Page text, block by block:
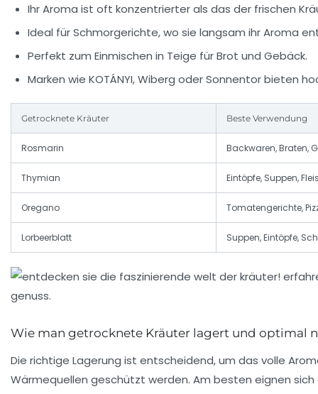
Ihr Aroma ist oft konzentrierter als das der frischen
Ideal für Schmorgerichte, wo sie langsam ihr Aroma
Perfekt zum Einmischen in Teige für Brot und Gebäck.
Marken wie KOTÁNYI,Wiberg oderSonnentorbieten
Getrocknete Kräuter Beste Verwendung
Rosmarin Backwaren, Braten,
Thymian Eintöpfe, Suppen,
Oregano Tomatengerichte,
Lorbeerblatt Suppen, Eintöpfe,
Wie man getrocknete Kräuter lagert und optimal
Die richtige Lagerung ist entscheidend, um das volle
Wärmequellen geschützt werden. Am besten eignen